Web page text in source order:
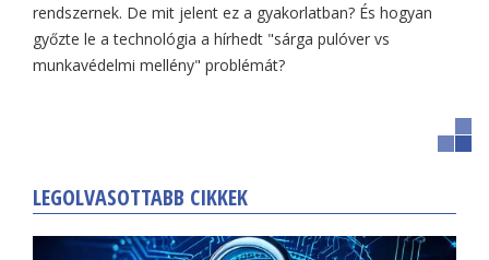
rendszernek. De mit jelent ez a gyakorlatban? És hogyan
győzte le a technológia a hírhedt "sárga pulóver vs
munkavédelmi mellény" problémát?
LEGOLVASOTTABB CIKKEK